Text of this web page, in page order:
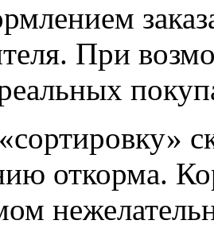
При
откорма.